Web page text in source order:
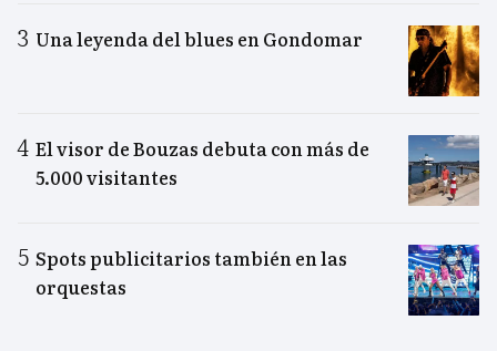
Una leyenda del blues en Gondomar
El visor de Bouzas debuta con más de
5.000 visitantes
Spots publicitarios también en las
orquestas